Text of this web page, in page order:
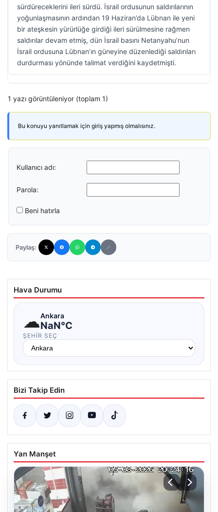
sürdüreceklerini ileri sürdü. İsrail ordusunun saldırılarının
yoğunlaşmasının ardından 19 Haziran’da Lübnan ile yeni
bir ateşkesin yürürlüğe girdiği ileri sürülmesine rağmen
saldırılar devam etmiş, dün İsrail basını Netanyahu’nun
İsrail ordusuna Lübnan’ın güneyine düzenlediği saldırıları
durdurması yönünde talimat verdiğini kaydetmişti.
1 yazı görüntüleniyor (toplam 1)
Bu konuyu yanıtlamak için giriş yapmış olmalısınız.
Kullanıcı adı:
Parola:
Beni hatırla
Paylaş:
Hava Durumu
☁Ankara
NaN°C
ŞEHIR SEÇ
Bizi Takip Edin
Yan Manşet